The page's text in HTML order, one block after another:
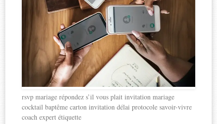
rsvp mariage répondez s’il vous plait invitation mariage
cocktail baptême carton invitation délai protocole savoir-vivre
coach expert étiquette